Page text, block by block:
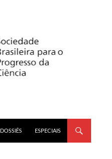
DOSSIÊS ESPECIAIS